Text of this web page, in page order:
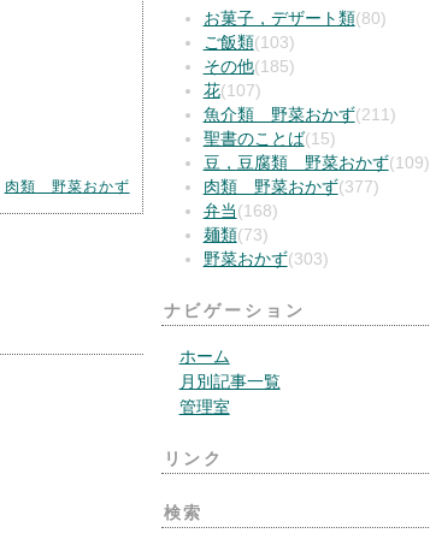
肉類 野菜おかず
お菓子，デザート類(80)
ご飯類(103)
その他(185)
花(107)
魚介類 野菜おかず(211)
聖書のことば(15)
豆，豆腐類 野菜おかず(109)
肉類 野菜おかず(377)
弁当 (168)
麺類(73)
野菜おかず(303)
ナビゲーション
ホーム
月別記事一覧
管理室
リンク
検索